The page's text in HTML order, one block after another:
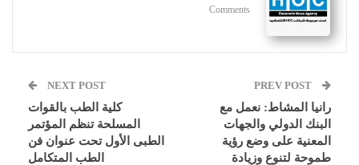
Comments
رانيا المشاط: نعمل مع
البنك الدولي والجهات
المعنية على وضع رؤية
طموحة لتنوع وزيادة
NEXT POST
كلية الطب بالقوات
المسلحة تنظم المؤتمر
الطبى الأول تحت عنوان فن
الطب المتكامل